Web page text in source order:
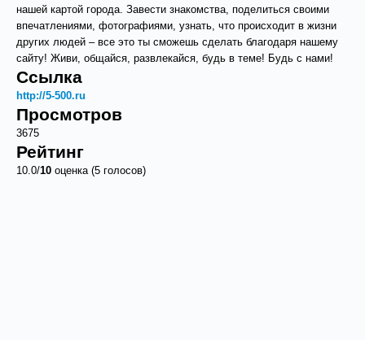
нашей картой города. Завести знакомства, поделиться своими
впечатлениями, фотографиями, узнать, что происходит в жизни
других людей – все это ты сможешь сделать благодаря нашему
сайту! Живи, общайся, развлекайся, будь в теме! Будь с нами!
Ссылка
http://5-500.ru
Просмотров
3675
Рейтинг
10.0/10 оценка (5 голосов)